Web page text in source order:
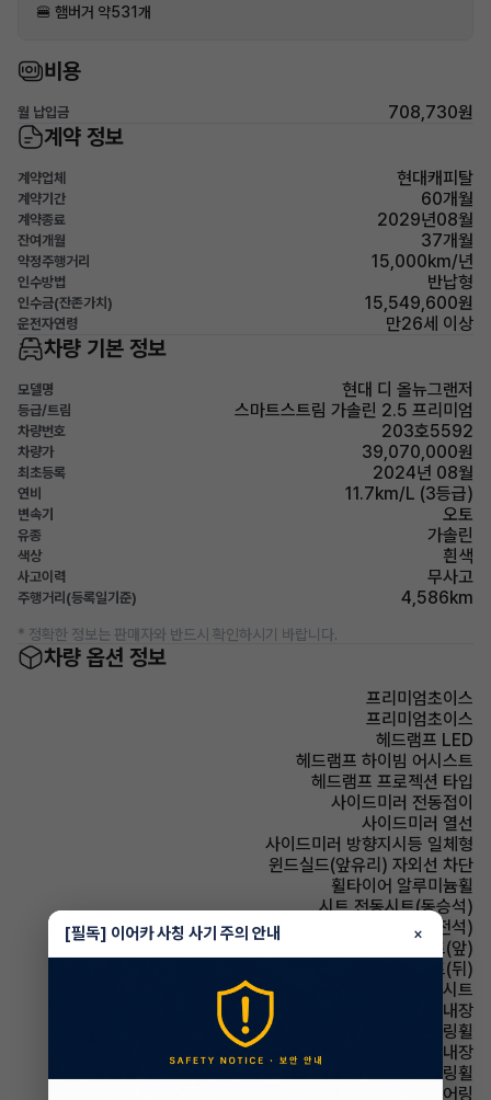
🍔 햄버거 약531개
비용
월 납입금 708,730원
계약 정보
계약업체 현대캐피탈
계약기간 60개월
계약종료 2029년08월
잔여개월 37개월
약정주행거리 15,000km/년
인수방법 반납형
인수금(잔존가치) 15,549,600원
운전자연령 만26세 이상
차량 기본 정보
모델명 현대 디 올뉴그랜저
등급/트림 스마트스트림 가솔린 2.5 프리미엄
차량번호 203호5592
차량가 39,070,000원
최초등록 2024년 08월
연비 11.7km/L (3등급)
변속기 오토
유종 가솔린
색상 흰색
사고이력 무사고
주행거리(등록일기준) 4,586km
* 정확한 정보는 판매자와 반드시 확인하시기 바랍니다.
차량 옵션 정보
프리미엄초이스
프리미엄초이스
헤드램프 LED
헤드램프 하이빔 어시스트
헤드램프 프로젝션 타입
사이드미러 전동접이
사이드미러 열선
사이드미러 방향지시등 일체형
윈드실드(앞유리) 자외선 차단
휠타이어 알루미늄휠
시트 전동시트(동승석)
시트 전동시트(운전석)
시트 열선시트(앞)
시트 열선시트(뒤)
시트 인조가죽시트
룸미러 하이패스 내장
스티어링휠 가죽스티어링휠
스티어링휠 열선내장
스티어링휠 속도감응식 스티어링휠
스티어링휠 텔레스코픽 스티어링
[필독] 이어카 사칭 사기 주의 안내 ×